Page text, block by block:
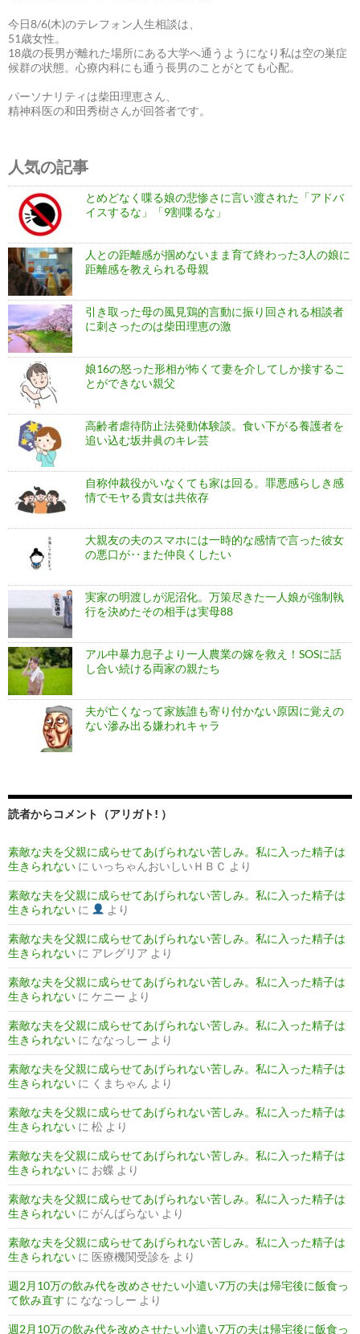
今日8/6(木)のテレフォン人生相談は、
51歳女性。
18歳の長男が離れた場所にある大学へ通うようになり私は空の巣症
候群の状態。心療内科にも通う長男のことがとても心配。
パーソナリティは柴田理恵さん、
精神科医の和田秀樹さんが回答者です。
人気の記事
とめどなく喋る娘の悲惨さに言い渡された「アドバ
イスするな」「9割喋るな」
人との距離感が掴めないまま育て終わった3人の娘に
距離感を教えられる母親
引き取った母の風見鶏的言動に振り回される相談者
に刺さったのは柴田理恵の激
娘16の怒った形相が怖くて妻を介してしか接するこ
とができない親父
高齢者虐待防止法発動体験談。食い下がる養護者を
追い込む坂井眞のキレ芸
自称仲裁役がいなくても家は回る。罪悪感らしき感
情でモヤる貴女は共依存
大親友の夫のスマホには一時的な感情で言った彼女
の悪口が‥また仲良くしたい
実家の明渡しが泥沼化。万策尽きた一人娘が強制執
行を決めたその相手は実母88
アル中暴力息子より一人農業の嫁を救え！SOSに話
し合い続ける両家の親たち
夫が亡くなって家族誰も寄り付かない原因に覚えの
ない滲み出る嫌われキャラ
読者からコメント（アリガト! ）
素敵な夫を父親に成らせてあげられない苦しみ。私に入った精子は
生きられない に いっちゃんおいしいＨＢＣ より
素敵な夫を父親に成らせてあげられない苦しみ。私に入った精子は
生きられない に より
素敵な夫を父親に成らせてあげられない苦しみ。私に入った精子は
生きられない に アレグリア より
素敵な夫を父親に成らせてあげられない苦しみ。私に入った精子は
生きられない に ケニー より
素敵な夫を父親に成らせてあげられない苦しみ。私に入った精子は
生きられない に ななっしー より
素敵な夫を父親に成らせてあげられない苦しみ。私に入った精子は
生きられない に くまちゃん より
素敵な夫を父親に成らせてあげられない苦しみ。私に入った精子は
生きられない に 松 より
素敵な夫を父親に成らせてあげられない苦しみ。私に入った精子は
生きられない に お蝶 より
素敵な夫を父親に成らせてあげられない苦しみ。私に入った精子は
生きられない に がんばらない より
素敵な夫を父親に成らせてあげられない苦しみ。私に入った精子は
生きられない に 医療機関受診を より
週2月10万の飲み代を改めさせたい小遣い7万の夫は帰宅後に飯食っ
て飲み直す に ななっしー より
週2月10万の飲み代を改めさせたい小遣い7万の夫は帰宅後に飯食っ